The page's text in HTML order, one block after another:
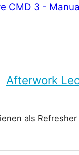
Afterwork
als